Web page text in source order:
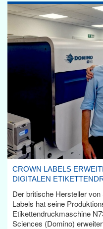
CROWN LABELS
DIGITALEN
Der britische Hersteller
Labels hat seine
Etikettendruckmaschine
Sciences (Domino)